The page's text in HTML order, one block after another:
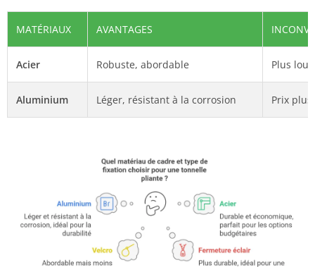
MATÉRIAUX AVANTAGES
Acier Robuste, abordable Plus
Aluminium Léger, résistant à la corrosion Prix plus